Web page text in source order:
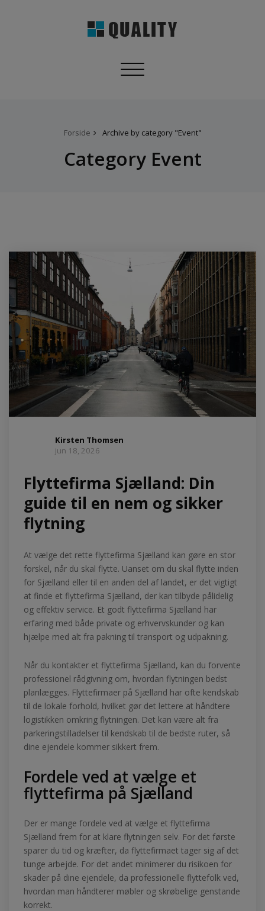
Toggle
Forside Archive by category "Event"
Category Event
Kirsten Thomsen
jun 18, 2026
Flyttefirma Sjælland: Din
guide til en nem og sikker
flytning
At vælge det rette flyttefirma Sjælland kan gøre en stor
forskel, når du skal flytte. Uanset om du skal flytte inden
for Sjælland eller til en anden del af landet, er det vigtigt
at finde et flyttefirma Sjælland, der kan tilbyde pålidelig
og effektiv service. Et godt flyttefirma Sjælland har
erfaring med både private og erhvervskunder og kan
hjælpe med alt fra pakning til transport og udpakning.
Når du kontakter et flyttefirma Sjælland, kan du forvente
professionel rådgivning om, hvordan flytningen bedst
planlægges. Flyttefirmaer på Sjælland har ofte kendskab
til de lokale forhold, hvilket gør det lettere at håndtere
logistikken omkring flytningen. Det kan være alt fra
parkeringstilladelser til kendskab til de bedste ruter, så
dine ejendele kommer sikkert frem.
Fordele ved at vælge et
flyttefirma på Sjælland
Der er mange fordele ved at vælge et flyttefirma
Sjælland frem for at klare flytningen selv. For det første
sparer du tid og kræfter, da flyttefirmaet tager sig af det
tunge arbejde. For det andet minimerer du risikoen for
skader på dine ejendele, da professionelle flyttefolk ved,
hvordan man håndterer møbler og skrøbelige genstande
korrekt.